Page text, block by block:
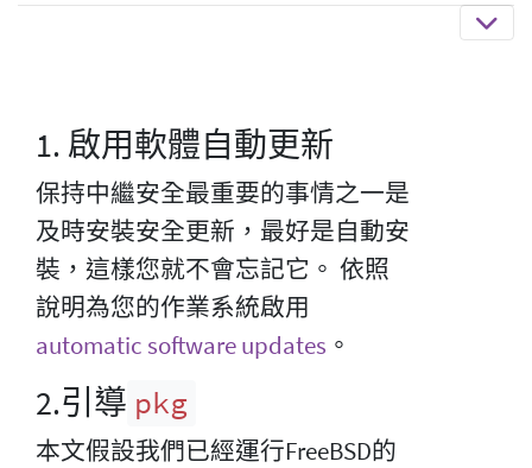
1. 啟用軟體自動更新
保持中繼安全最重要的事情之一是
及時安裝安全更新，最好是自動安
裝，這樣您就不會忘記它。 依照
說明為您的作業系統啟用
automatic software updates 。
2.引導 pkg
本文假設我們已經運行FreeBSD的